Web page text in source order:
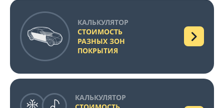
КАЛЬКУЛЯТОР
СТОИМОСТЬ
РАЗНЫХ ЗОН
ПОКРЫТИЯ
КАЛЬКУЛЯТОР